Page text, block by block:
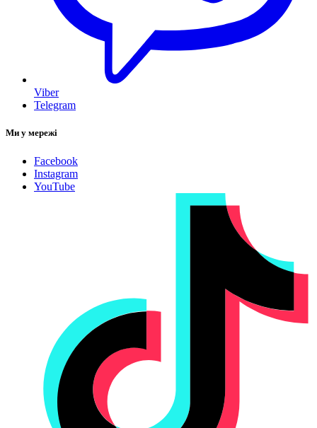
Viber
Telegram
Ми у мережі
Facebook
Instagram
YouTube